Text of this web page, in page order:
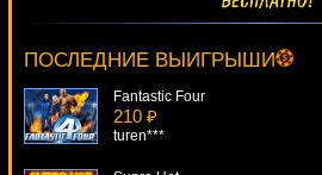
ПОСЛЕДНИЕ ВЫИГРЫШИ
superman***
Fantastic Four
210 ₽
turen***